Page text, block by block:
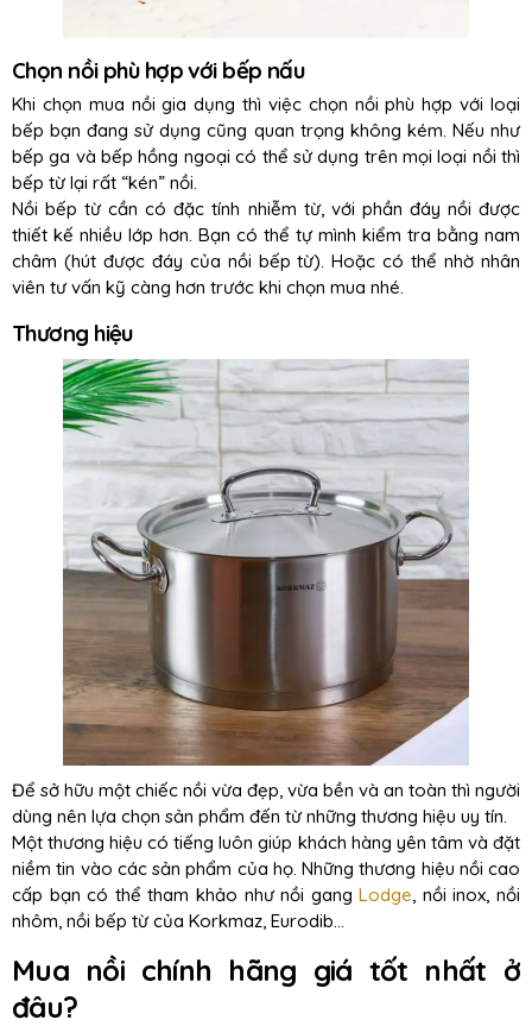
Chọn nồi phù hợp với bếp nấu
Khi chọn mua nồi gia dụng thì việc chọn nồi phù hợp với loại
bếp bạn đang sử dụng cũng quan trọng không kém. Nếu như
bếp ga và bếp hồng ngoại có thể sử dụng trên mọi loại nồi thì
bếp từ lại rất “kén” nồi.
Nồi bếp từ cần có đặc tính nhiễm từ, với phần đáy nồi được
thiết kế nhiều lớp hơn. Bạn có thể tự mình kiểm tra bằng nam
châm (hút được đáy của nồi bếp từ). Hoặc có thể nhờ nhân
viên tư vấn kỹ càng hơn trước khi chọn mua nhé.
Thương hiệu
Để sở hữu một chiếc nồi vừa đẹp, vừa bền và an toàn thì người
dùng nên lựa chọn sản phẩm đến từ những thương hiệu uy tín.
Một thương hiệu có tiếng luôn giúp khách hàng yên tâm và đặt
niềm tin vào các sản phẩm của họ. Những thương hiệu nồi cao
cấp bạn có thể tham khảo như nồi gangLodge, nồi inox, nồi
nhôm, nồi bếp từ của Korkmaz, Eurodib…
Mua nồi chính hãng giá tốt nhất ở
đâu?